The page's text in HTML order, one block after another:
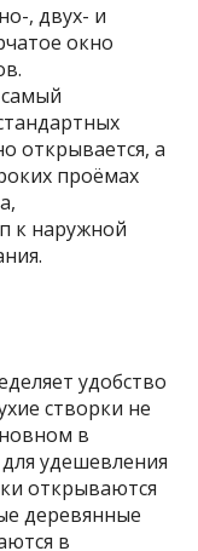
, двух- и
окно
открывается, а
проёмах
к наружной
удобство
створки не
в
удешевления
открываются
деревянные
в